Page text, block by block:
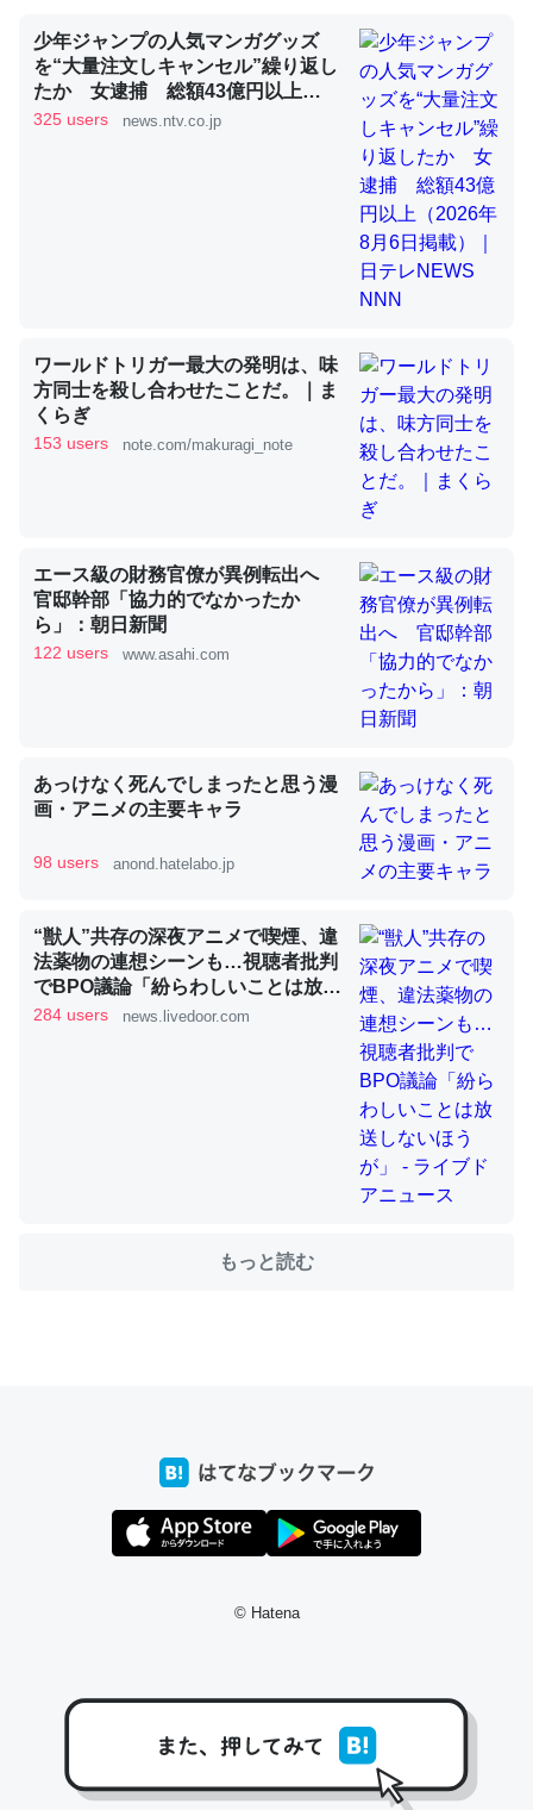
くらい。小説でいう「ずっと前の伏線」は回収されないけ
ど、短期記憶というには多い分量。進化すればするほど分
─GPTの仕組みと限界についての考察（１） - conceptualization
昆虫ってカルシウム少ないのか。知らんかった。調べたら
─ニュース :: 【研究発表】昆虫学の大問題＝「昆虫はなぜ海にいな
いのか」に関する新仮説
いる鋏角類（カブトガニ・ウミグモ）はカルシウムを使わ
ずキチンを強化してる筈だが、酵素が違うのか？
─ニュース :: 【研究発表】昆虫学の大問題＝「昆虫はなぜ海にいな
これを元に考えるとカルシウムを大量に使う脊椎動物と貝
類は苦労してるんだな…。腹足類だと殻を無くしてナメク
いのか」に関する新仮説
ウチもEchoを実家に置いて４年。でたまに覗いてる。ぼ
ちぼちRingも置こうかと画策中。あと、Googleマップで
位置情報を共有してる。電池残量や充電中かが分かるので
─たまにLINEするくらいだった遠方の父67歳と僕。ITツール導入で
それを実質100倍以上に伸ばす効果があるはず……
コミュニケーションが劇的に変化した｜tayorini by LIFULL介護
たいなのでネット環境作ったけどAlexaしか使わないので
回線代ほとんどかからないですよ。参考：
https://toyoshi.hatenablog.com/entry/2019/05/15/1805
少年ジャンプの人気マンガグッズ
を“大量注文しキャンセル”繰り返し
たか 女逮捕 総額43億円以上
（2026年8月6日掲載）｜日テレ
325 users news.ntv.co.jp
ワールドトリガー最大の発明は、味
方同士を殺し合わせたことだ。｜ま
くらぎ
153 users note.com/makuragi_note
エース級の財務官僚が異例転出へ
官邸幹部「協力的でなかったか
ら」：朝日新聞
122 users www.asahi.com
あっけなく死んでしまったと思う漫
画・アニメの主要キャラ
98 users anond.hatelabo.jp
“獣人”共存の深夜アニメで喫煙、違
法薬物の連想シーンも…視聴者批判
でBPO議論「紛らわしいことは放送
しないほうが」 - ライブドアニュー
284 users news.livedoor.com
もっと読む
© Hatena